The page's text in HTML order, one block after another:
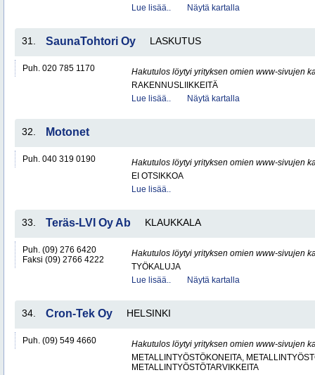
Lue lisää..
Näytä kartalla
31. SaunaTohtori Oy LASKUTUS
Puh. 020 785 1170
Hakutulos löytyi yrityksen omien www-sivujen
RAKENNUSLIIKKEITÄ
Lue lisää..
Näytä kartalla
32. Motonet
Puh. 040 319 0190
Hakutulos löytyi yrityksen omien www-sivujen
EI OTSIKKOA
Lue lisää..
33. Teräs-LVI Oy Ab KLAUKKALA
Puh. (09) 276 6420
Faksi (09) 2766 4222
Hakutulos löytyi yrityksen omien www-sivujen
TYÖKALUJA
Lue lisää..
Näytä kartalla
34. Cron-Tek Oy HELSINKI
Puh. (09) 549 4660
Hakutulos löytyi yrityksen omien www-sivujen
METALLINTYÖSTÖKONEITA,
METALLINTYÖSTÖTARVIKKEITA